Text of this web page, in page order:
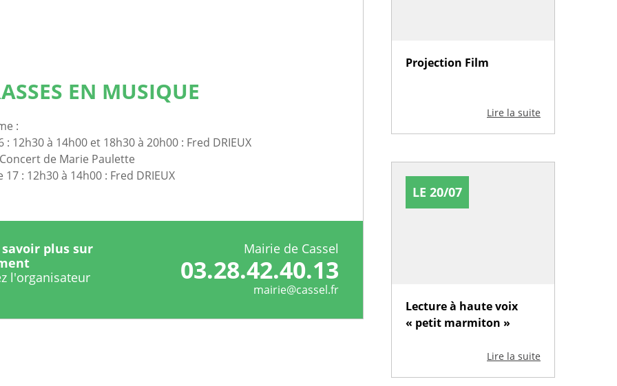
EN MUSIQUE
:
: 12h30 à 14h00 et 18h30 à 20h00 : Fred DRIEUX
de Marie Paulette
17 : 12h30 à 14h00 : Fred DRIEUX
plus sur
l'organisateur
Mairie de Cassel
03.28.42.40.13
mairie@cassel.fr
Projection Film
Lire la suite
LE 20/07
Lecture à haute voix
« petit marmiton »
Lire la suite